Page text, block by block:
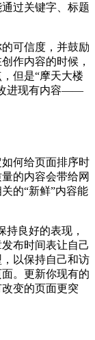
过关键字、标题
可信度，并鼓励
作内容的时候，
但是“摩天大楼
进现有内容——
何给页面排序时
的内容会带给网
的“新鲜”内容能
持良好的表现，
布时间表让自己
以保持自己和访
。更新你现有的
变的页面更突